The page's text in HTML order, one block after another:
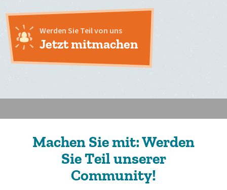
Werden Sie Teil von uns
Jetzt mitmachen
Machen Sie mit: Werden
Sie Teil unserer
Community!